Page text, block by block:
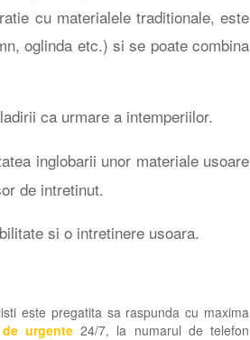
cu materialele traditionale, este
oglinda etc.) si se poate combina
ca urmare a intemperiilor.
inglobarii unor materiale usoare
de intretinut.
si o intretinere usoara.
este pregatita sa raspunda cu maxima
urgente24/7, la numarul de telefon